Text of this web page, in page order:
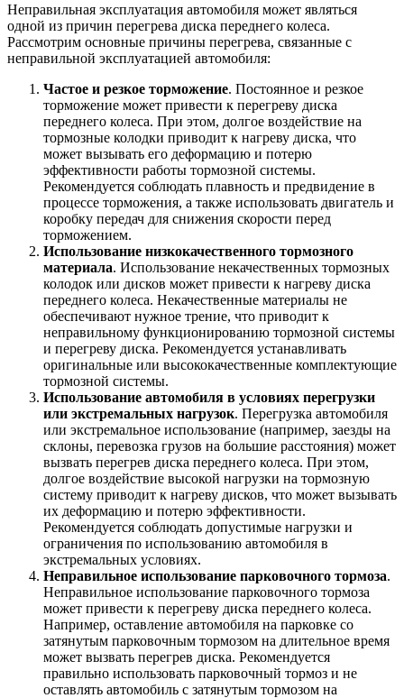
Неправильная эксплуатация автомобиля может являться
одной из причин перегрева диска переднего колеса.
Рассмотрим основные причины перегрева, связанные с
неправильной эксплуатацией автомобиля:
Частое и резкое торможение. Постоянное и резкое
торможение может привести к перегреву диска
переднего колеса. При этом, долгое воздействие на
тормозные колодки приводит к нагреву диска, что
может вызывать его деформацию и потерю
эффективности работы тормозной системы.
Рекомендуется соблюдать плавность и предвидение в
процессе торможения, а также использовать двигатель и
коробку передач для снижения скорости перед
торможением.
Использование низкокачественного тормозного
материала. Использование некачественных тормозных
колодок или дисков может привести к нагреву диска
переднего колеса. Некачественные материалы не
обеспечивают нужное трение, что приводит к
неправильному функционированию тормозной системы
и перегреву диска. Рекомендуется устанавливать
оригинальные или высококачественные комплектующие
тормозной системы.
Использование автомобиля в условиях перегрузки
или экстремальных нагрузок. Перегрузка автомобиля
или экстремальное использование (например, заезды на
склоны, перевозка грузов на большие расстояния) может
вызвать перегрев диска переднего колеса. При этом,
долгое воздействие высокой нагрузки на тормозную
систему приводит к нагреву дисков, что может вызывать
их деформацию и потерю эффективности.
Рекомендуется соблюдать допустимые нагрузки и
ограничения по использованию автомобиля в
экстремальных условиях.
Неправильное использование парковочного тормоза.
Неправильное использование парковочного тормоза
может привести к перегреву диска переднего колеса.
Например, оставление автомобиля на парковке со
затянутым парковочным тормозом на длительное время
может вызвать перегрев диска. Рекомендуется
правильно использовать парковочный тормоз и не
оставлять автомобиль с затянутым тормозом на